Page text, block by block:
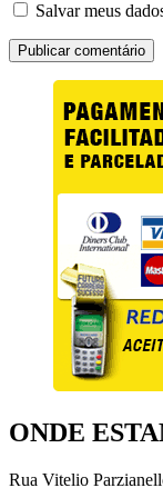
Salvar meus
ONDE
Rua Vitelio